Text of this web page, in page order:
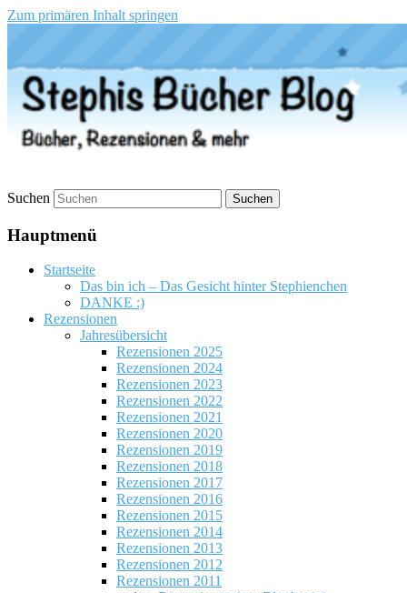
Zum primären Inhalt springen
Stephis Bücher Blog
Suchen
Hauptmenü
Startseite
Das bin ich – Das Gesicht hinter Stephienchen
DANKE :)
Rezensionen
Jahresübersicht
Rezensionen 2025
Rezensionen 2024
Rezensionen 2023
Rezensionen 2022
Rezensionen 2021
Rezensionen 2020
Rezensionen 2019
Rezensionen 2018
Rezensionen 2017
Rezensionen 2016
Rezensionen 2015
Rezensionen 2014
Rezensionen 2013
Rezensionen 2012
Rezensionen 2011